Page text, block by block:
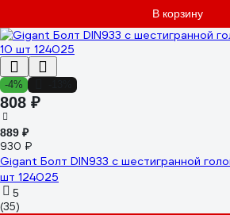
В корзину
-4%
808 ₽
889 ₽
930 ₽
Gigant Болт DIN933 с шестигранной
шт 124025
5
(35)